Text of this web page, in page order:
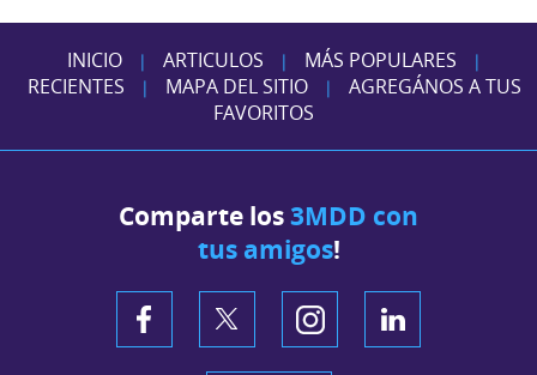
INICIO | ARTICULOS | MÁS POPULARES |
RECIENTES | MAPA DEL SITIO |
AGREGÁNOS A TUS
FAVORITOS
Comparte los3MDD con
tus amigos!